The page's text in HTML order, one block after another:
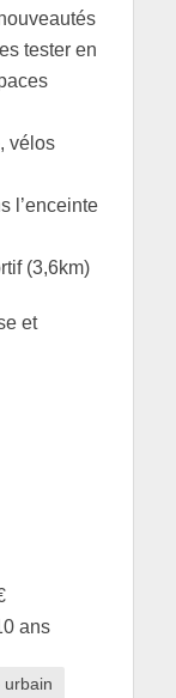
tester en
vélos
l’enceinte
(3,6km)
et
ans
urbain